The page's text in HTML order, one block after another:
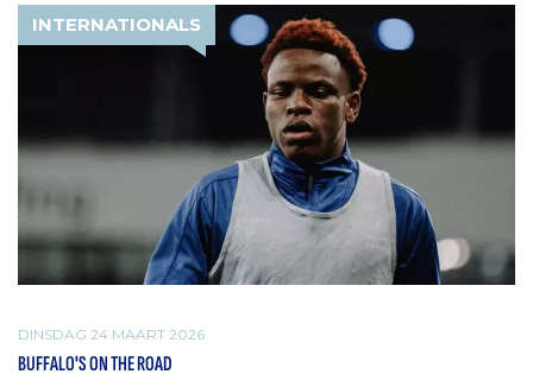
INTERNATIONALS
DINSDAG 24 MAART 2026
BUFFALO'S ON THE ROAD